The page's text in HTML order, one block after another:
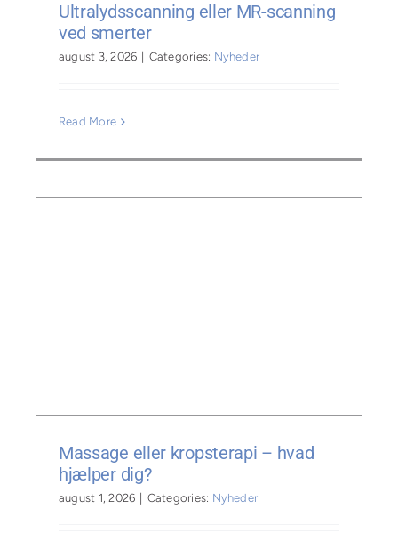
Ultralydsscanning eller MR-scanning
ved smerter
august 3, 2026 Categories: Nyheder
Read More
Massage eller kropsterapi – hvad
hjælper dig?
august 1, 2026 Categories: Nyheder